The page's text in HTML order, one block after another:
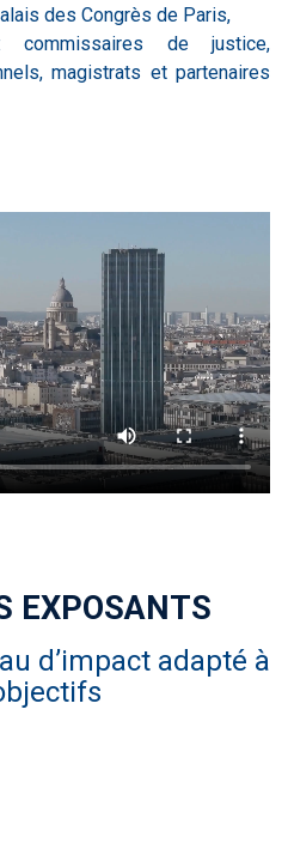
des Congrès de Paris,
: commissaires de justice,
magistrats et partenaires
EXPOSANTS
d’impact adapté à